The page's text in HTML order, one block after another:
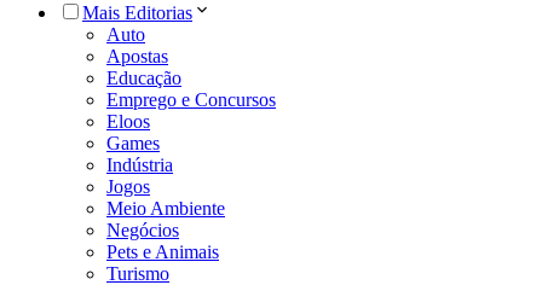
Mais Editorias
Auto
Apostas
Educação
Emprego e Concursos
Eloos
Games
Indústria
Jogos
Meio Ambiente
Negócios
Pets e Animais
Turismo